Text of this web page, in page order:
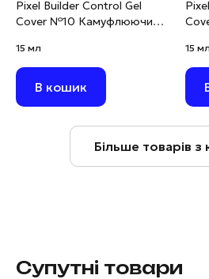
Pixel Builder Control Gel
Cover №10 Камуфлюючий
блакитний, 15 мл
15 мл
В кошик
15 мл
Більше товарів з
Супутні товари